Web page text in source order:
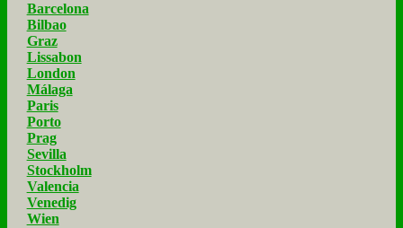
Barcelona
Bilbao
Graz
Lissabon
London
Málaga
Paris
Porto
Prag
Sevilla
Stockholm
Valencia
Venedig
Wien